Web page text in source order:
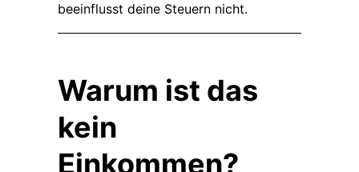
beeinflusst deine Steuern nicht.
Warum ist das
kein
Einkommen?